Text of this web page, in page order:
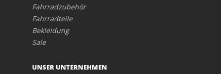
Fahrradzubehör
Fahrradteile
Bekleidung
Sale
UNSER UNTERNEHMEN